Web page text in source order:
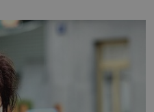
jiná doba, když